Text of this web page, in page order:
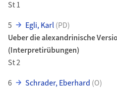
St 1
5
Egli, Karl(PD)
Ueber die alexandrinische
(Interpretirübungen)
St 2
6
Schrader, Eberhard (O)